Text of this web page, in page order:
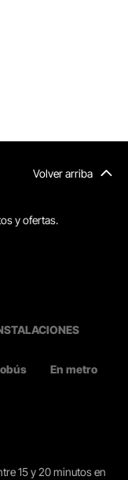
Volver arriba
y ofertas.
En metro
15 y 20 minutos en